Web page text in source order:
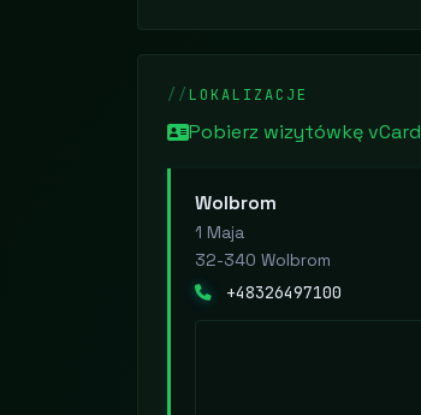
LOKALIZACJE
Pobierz wizytówkę vCard
Wolbrom
1 Maja
32-340 Wolbrom
+48326497100